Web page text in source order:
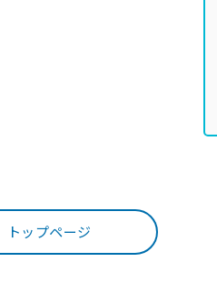
トップページ